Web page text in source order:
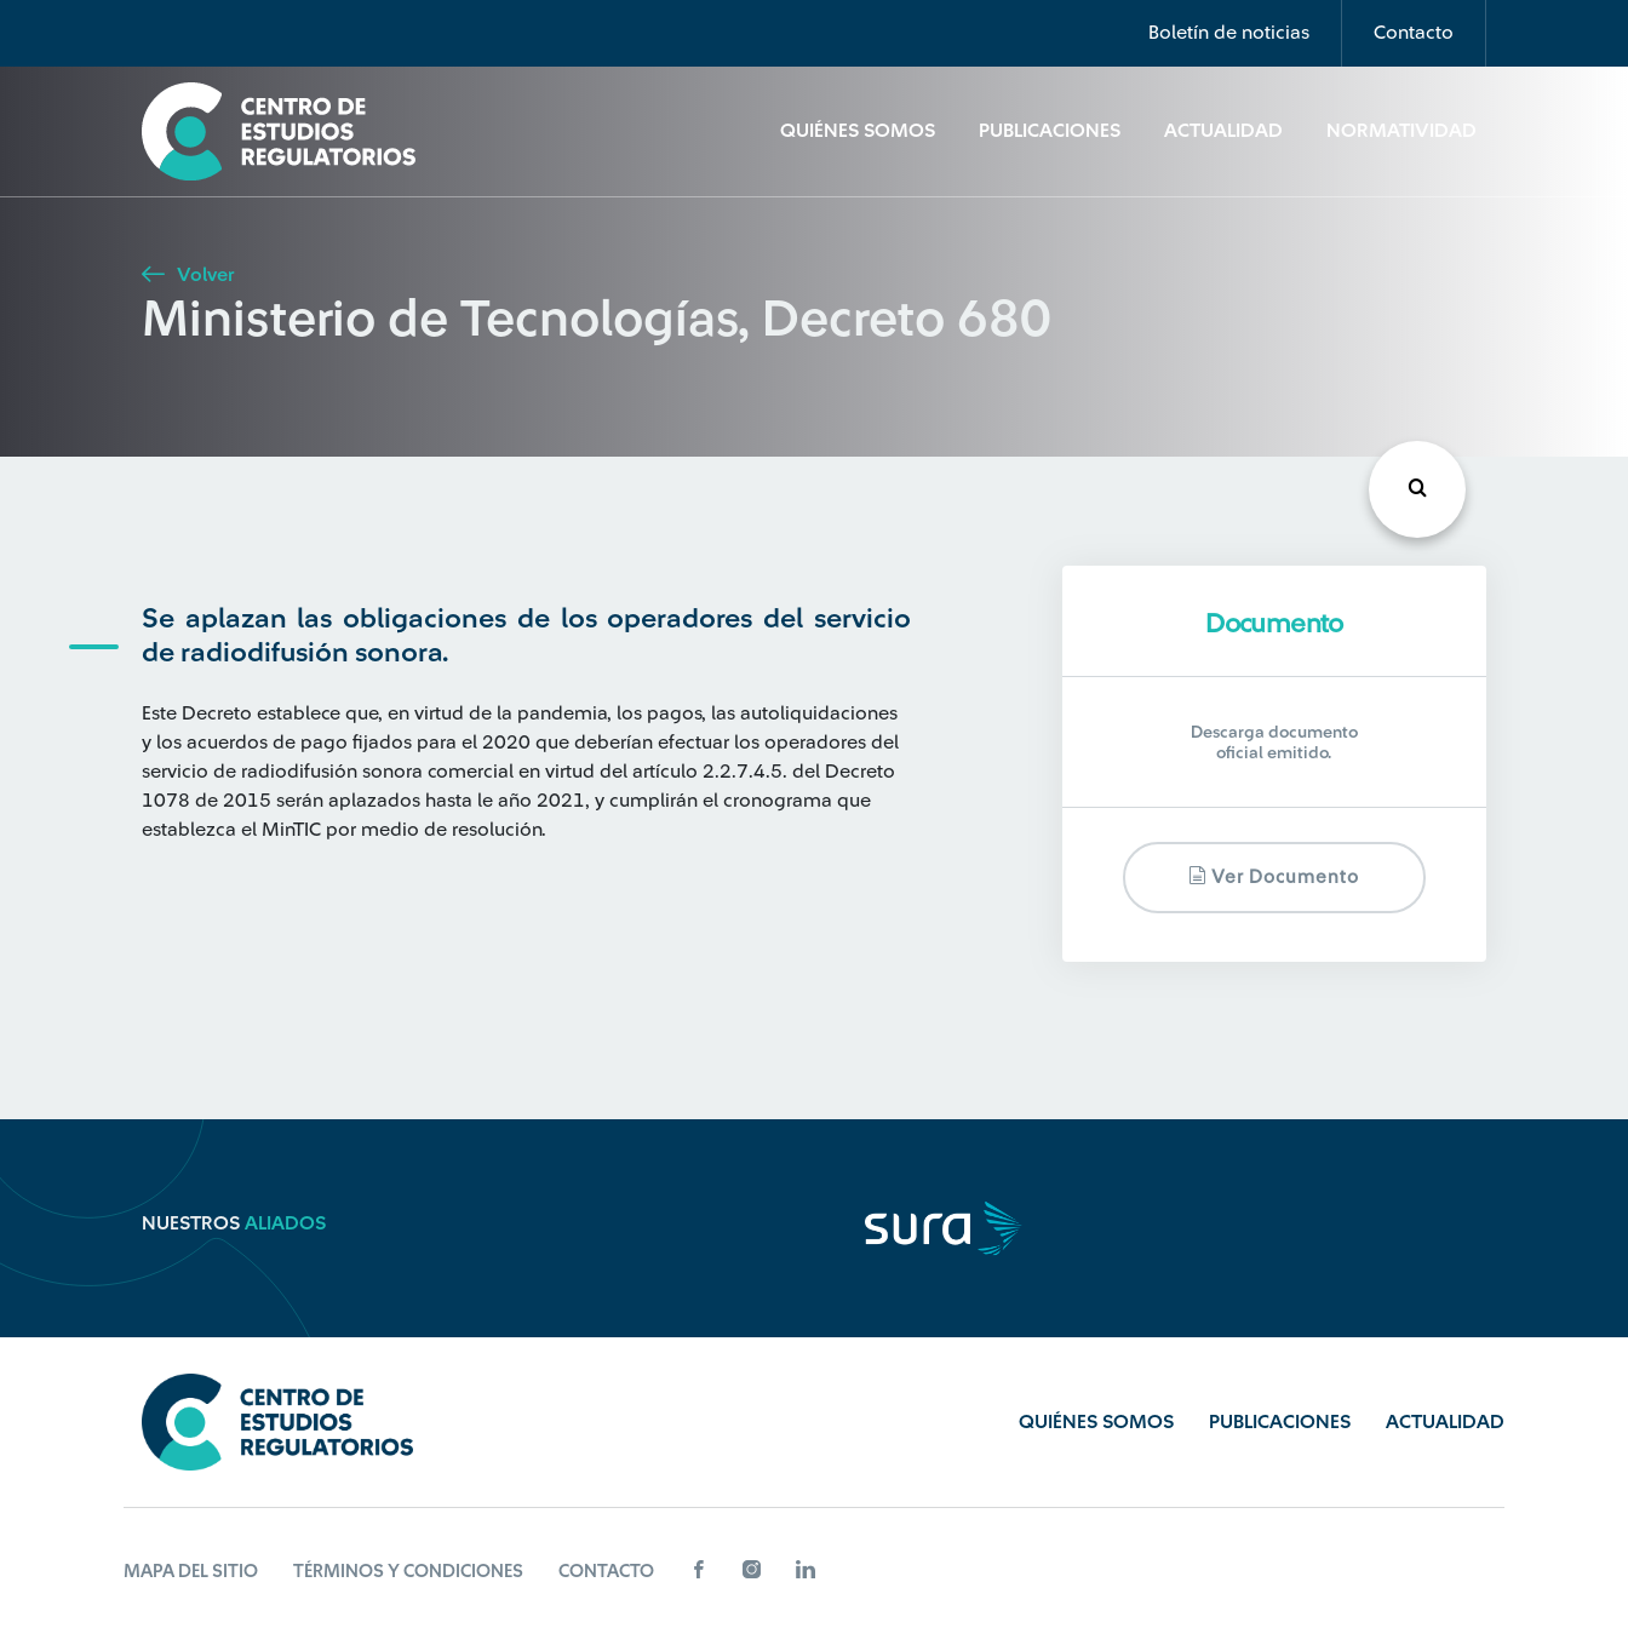
Boletín de noticias Contacto
QUIÉNES SOMOS PUBLICACIONES ACTUALIDAD NORMATIVIDAD
Seleccione país
Buscar
Volver
Ministerio de Tecnologías, Decreto 680
Se aplazan las obligaciones de los operadores del servicio
de radiodifusión sonora.
Este Decreto establece que, en virtud de la pandemia, los pagos, las autoliquidaciones
y los acuerdos de pago fijados para el 2020 que deberían efectuar los operadores del
servicio de radiodifusión sonora comercial en virtud del artículo 2.2.7.4.5. del Decreto
1078 de 2015 serán aplazados hasta le año 2021, y cumplirán el cronograma que
establezca el MinTIC por medio de resolución.
Documento
Descarga documento
oficial emitido.
Ver Documento
NUESTROS ALIADOS
QUIÉNES SOMOS PUBLICACIONES ACTUALIDAD
MAPA DEL SITIO TÉRMINOS Y CONDICIONES CONTACTO